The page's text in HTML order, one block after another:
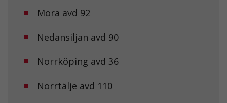
Mora avd 92
Nedansiljan avd 90
Norrköping avd 36
Norrtälje avd 110